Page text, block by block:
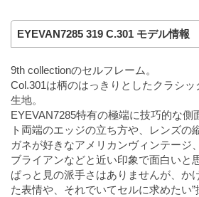
EYEVAN7285 319 C.301 モデル情報
9th collectionのセルフレーム。
Col.301は柄のはっきりとしたクラシ
生地。
EYEVAN7285特有の極端に技巧的な側
ト両端のエッジの立ち方や、レンズの
ガネが好きなアメリカンヴィンテージ
ブライアンなどと近い印象で面白いと
ぱっと見の派手さはありませんが、か
た表情や、それでいてセルに求めたい